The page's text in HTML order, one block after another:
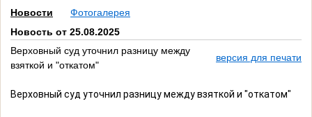
Новости
Фотогалерея
Новость от 25.08.2025
Верховный суд уточнил разницу между
взяткой и "откатом"
версия для печати
Верховный суд уточнил разницу между взяткой и "откатом"